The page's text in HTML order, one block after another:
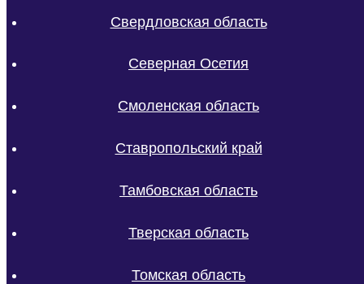
Свердловская область
Северная Осетия
Смоленская область
Ставропольский край
Тамбовская область
Тверская область
Томская область